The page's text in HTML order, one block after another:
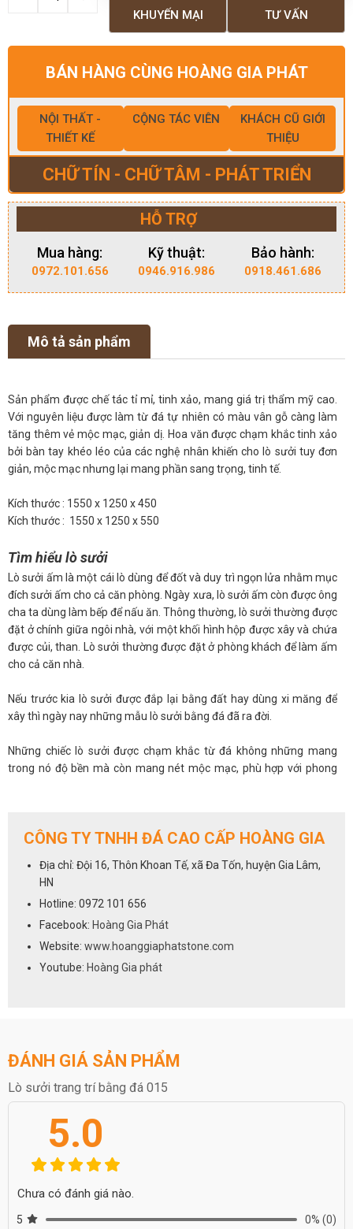
TƯ VẤN
KHUYẾN MẠI
BÁN HÀNG CÙNG HOÀNG GIA PHÁT
NỘI THẤT -
THIẾT KẾ
CỘNG TÁC VIÊN
KHÁCH CŨ GIỚI
THIỆU
CHỮ TÍN - CHỮ TÂM - PHÁT TRIỂN
HỖ TRỢ
Mua hàng:
0972.101.656
Kỹ thuật:
0946.916.986
Bảo hành:
0918.461.686
Mô tả sản phẩm
Sản phẩm được chế tác tỉ mỉ, tinh xảo, mang giá trị thẩm mỹ cao.
Với nguyên liệu được làm từ đá tự nhiên có màu vân gỗ càng làm
tăng thêm vẻ mộc mạc, giản dị. Hoa văn được chạm khắc tinh xảo
bởi bàn tay khéo léo của các nghệ nhân khiến cho lò sưởi tuy đơn
giản, mộc mạc nhưng lại mang phần sang trọng, tinh tế.
Kích thước : 1550 x 1250 x 450
Kích thước : 1550 x 1250 x 550
Tìm hiểu lò sưởi
Lò sưởi ấm là một cái lò dùng để đốt và duy trì ngọn lửa nhằm mục
đích sưởi ấm cho cả căn phòng. Ngày xưa, lò sưởi ấm còn được ông
cha ta dùng làm bếp để nấu ăn. Thông thường, lò sưởi thường được
đặt ở chính giữa ngôi nhà, với một khối hình hộp được xây và chứa
được củi, than. Lò sưởi thường được đặt ở phòng khách để làm ấm
cho cả căn nhà.
Nếu trước kia lò sưởi được đắp lại bằng đất hay dùng xi măng để
xây thì ngày nay những mẫu lò sưởi bằng đá đã ra đời.
Những chiếc lò sưởi được chạm khắc từ đá không những mang
trong nó độ bền mà còn mang nét mộc mạc, phù hợp với phong
Việc đưa lò sưởi đá vào trang trí nhà cửa sẽ giúp bạn tận dụng được
những khoảng trống trong ngôi nhà làm thay đổi cả một không
gian nội thất. Tuy nhiên, cần chọn vị trí đặt lò sưởi sao cho phù hợp
quan niệm về phong thủy, lò sưởi là nơi mang lại sinh khí cho các
thành viên trong nhà nên tuyệt đối không được bịt kín lò sưởi để
không khí được lưu thông.
CÔNG TY TNHH ĐÁ CAO CẤP HOÀNG GIA
Địa chỉ: Đội 16, Thôn Khoan Tế, xã Đa Tốn, huyện Gia Lâm,
HN
Hotline: 0972 101 656
Facebook: Hoàng Gia Phát
Website: www.hoanggiaphatstone.com
Youtube: Hoàng Gia phát
ĐÁNH GIÁ SẢN PHẨM
Lò sưởi trang trí bằng đá 015
5.0
Chưa có đánh giá nào.
5 0% (0)